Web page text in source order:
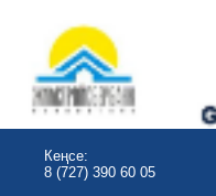
Кеңсе:
8 (727) 390 60 05